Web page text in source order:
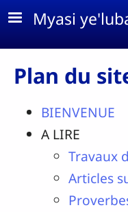
Aller au contenu
Myasi
Plan du
BIENVENUE
A LIRE
Travaux
Articles